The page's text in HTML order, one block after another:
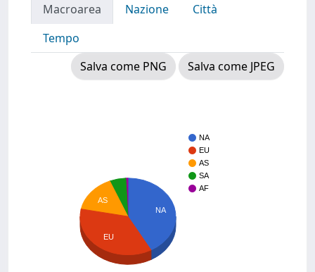
Macroarea Nazione
Città
Tempo
Salva come PNG
Salva come JPEG
NA
EU
AS
SA
AF
NA
AS
EU